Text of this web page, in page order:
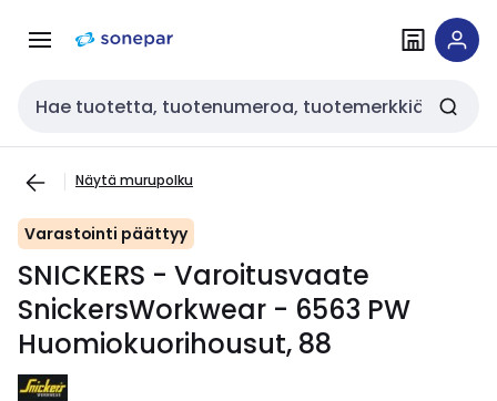
navigointiinsisältöön
Haku
Näytä murupolku
Varastointi päättyy
SNICKERS - Varoitusvaate
SnickersWorkwear - 6563 PW
Huomiokuorihousut, 88